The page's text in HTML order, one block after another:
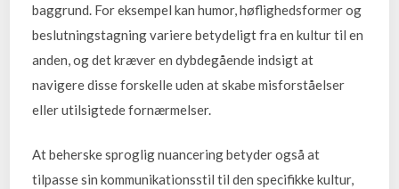
baggrund. For eksempel kan humor, høflighedsformer og
beslutningstagning variere betydeligt fra en kultur til en
anden, og det kræver en dybdegående indsigt at
navigere disse forskelle uden at skabe misforståelser
eller utilsigtede fornærmelser.
At beherske sproglig nuancering betyder også at
tilpasse sin kommunikationsstil til den specifikke kultur,